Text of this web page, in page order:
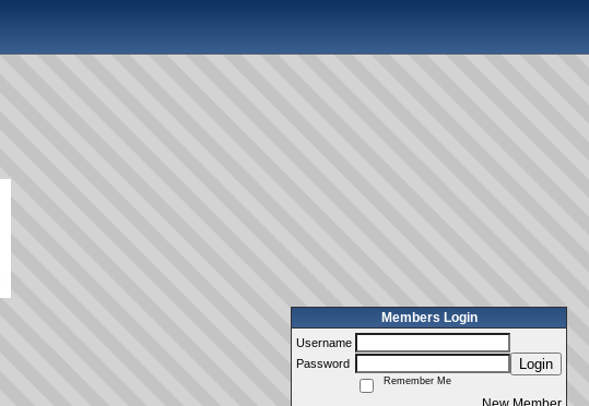
Members Login
Username
Password
Login
Remember Me